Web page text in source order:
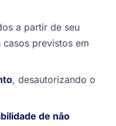
a partir de seu
previstos em
, desautorizando o
de não